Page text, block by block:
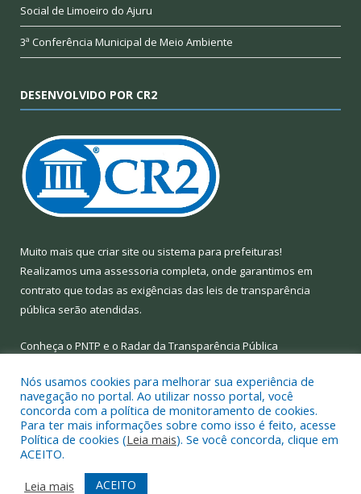
Social de Limoeiro do Ajuru
3ª Conferência Municipal de Meio Ambiente
DESENVOLVIDO POR CR2
Muito mais que criar site ou sistema para prefeituras!
Realizamos uma assessoria completa, onde garantimos em
contrato que todas as exigências das leis de transparência
pública serão atendidas.
Conheça o PNTP e o Radar da Transparência Pública
Todos os direitos reservados a Prefeitura Municipal de Limoeiro
do Ajuru.
Mapa do Site
Acessar Área Administrativa
Nós usamos cookies para melhorar sua experiência de
navegação no portal. Ao utilizar nosso portal, você
concorda com a política de monitoramento de cookies.
Para ter mais informações sobre como isso é feito, acesse
Política de cookies (Leia mais). Se você concorda, clique em
ACEITO.
Leia mais
ACEITO